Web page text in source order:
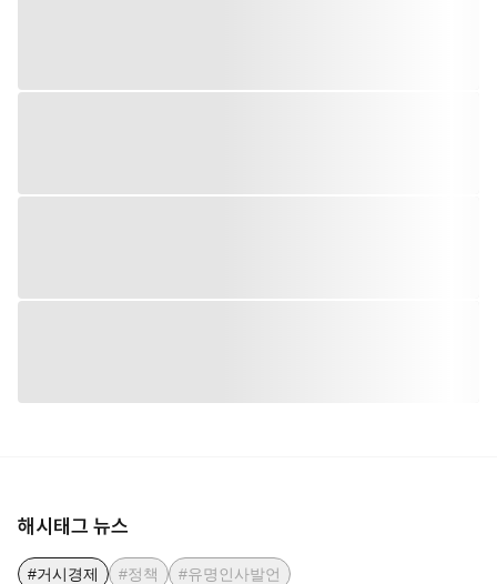
해시태그 뉴스
#거시경제 #정책 #유명인사발언